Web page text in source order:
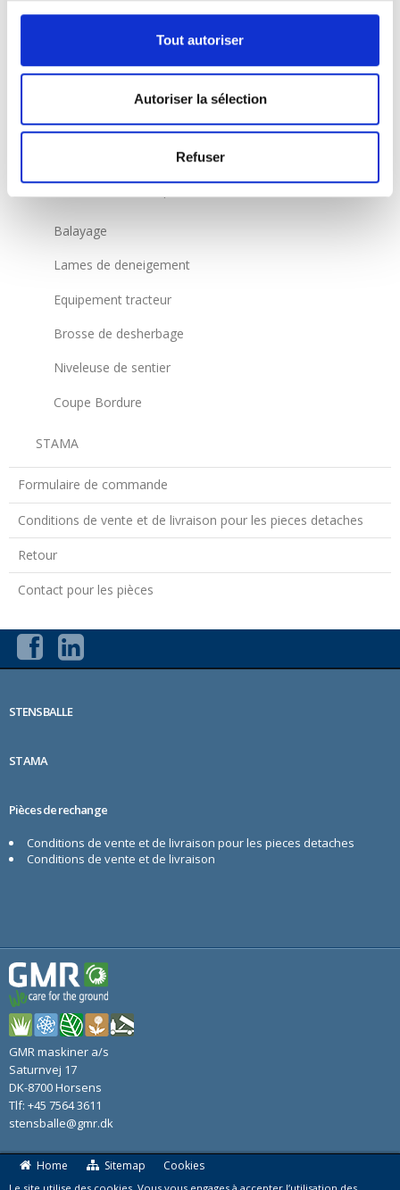
Tout autoriser
Autoriser la sélection
Refuser
Tondeuse Hélicoïdale
Container d’aspiration
Balayage
Lames de deneigement
Equipement tracteur
Brosse de desherbage
Niveleuse de sentier
Coupe Bordure
STAMA
Formulaire de commande
Conditions de vente et de livraison pour les pieces detaches
Retour
Contact pour les pièces
STENSBALLE
STAMA
Pièces de rechange
Conditions de vente et de livraison pour les pieces detaches
Conditions de vente et de livraison
GMR maskiner a/s
Saturnvej 17
DK-8700 Horsens
Tlf: +45 7564 3611
stensballe@gmr.dk
Home Sitemap Cookies